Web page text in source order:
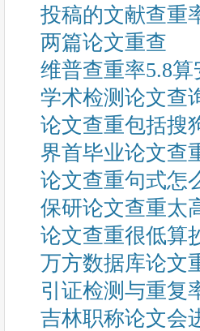
投稿的文献查重
两篇论文重查
维普查重率5.8
学术检测论文查
论文查重包括搜
界首毕业论文查
论文查重句式怎
保研论文查重太
论文查重很低算
万方数据库论文
引证检测与重复
吉林职称论文会